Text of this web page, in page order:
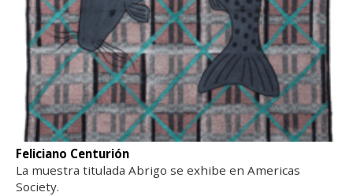
Feliciano Centurión
La muestra titulada Abrigo se exhibe en Americas
Society.